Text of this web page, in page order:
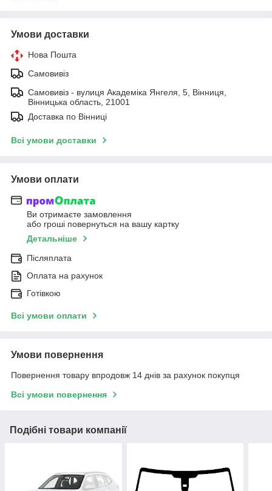
Умови доставки
Нова Пошта
Самовивіз
Самовивіз - вулиця Академіка Янгеля, 5, Вінниця,
Вінницька область, 21001
Доставка по Вінниці
Всі умови доставки
Умови оплати
Ви отримаєте замовлення
або гроші повернуться на вашу картку
Детальніше
Післяплата
Оплата на рахунок
Готівкою
Всі умови оплати
Умови повернення
Повернення товару впродовж 14 днів за рахунок покупця
Всі умови повернення
Подібні товари компанії